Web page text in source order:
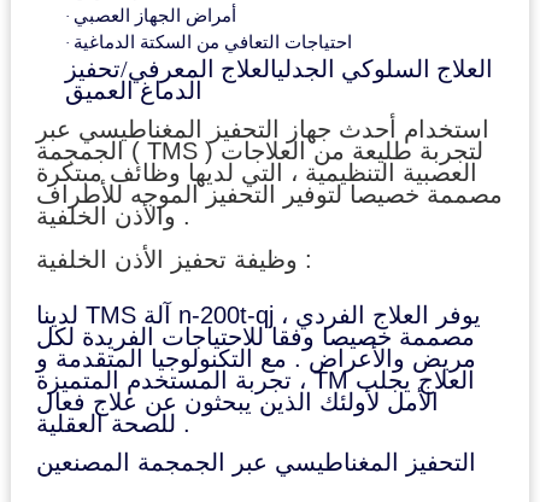
· أمراض الجهاز العصبي
· احتياجات التعافي من السكتة الدماغية
العلاج السلوكي الجدليالعلاج المعرفي/تحفيز
الدماغ العميق
استخدام أحدث جهاز التحفيز المغناطيسي عبر
الجمجمة ( TMS ) لتجربة طليعة من العلاجات
العصبية التنظيمية ، التي لديها وظائف مبتكرة
مصممة خصيصا لتوفير التحفيز الموجه للأطراف
والأذن الخلفية .
وظيفة تحفيز الأذن الخلفية :
لدينا TMS آلة n-200t-qj يوفر العلاج الفردي ،
مصممة خصيصا وفقا للاحتياجات الفريدة لكل
مريض والأعراض . مع التكنولوجيا المتقدمة و
تجربة المستخدم المتميزة ، TM العلاج يجلب
الأمل لأولئك الذين يبحثون عن علاج فعال
للصحة العقلية .
التحفيز المغناطيسي عبر الجمجمة المصنعين